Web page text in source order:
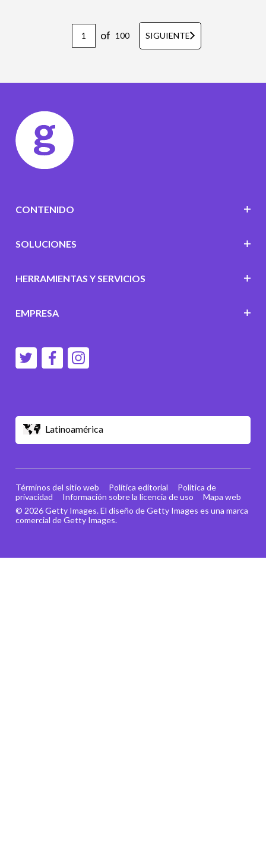
of 100 SIGUIENTE
Latinoamérica
CONTENIDO
SOLUCIONES
HERRAMIENTAS Y SERVICIOS
EMPRESA
© 2026 Getty Images. El diseño de Getty Images es una marca
comercial de Getty Images.
Términos del sitio web Política editorial
Política de
privacidad
Información sobre la licencia de uso Mapa web